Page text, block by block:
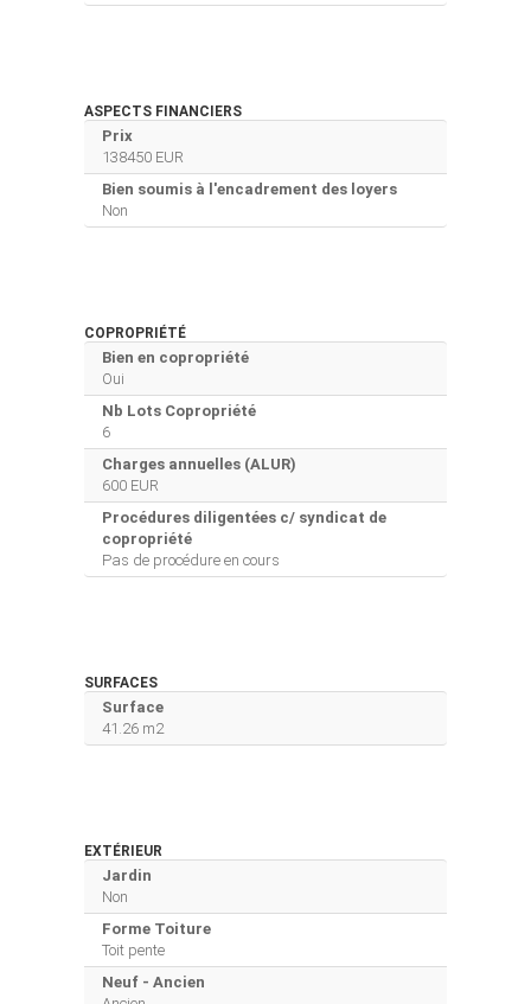
ASPECTS FINANCIERS
Prix
138450 EUR
Bien soumis à l'encadrement des loyers
Non
COPROPRIÉTÉ
Bien en copropriété
Oui
Nb Lots Copropriété
6
Charges annuelles (ALUR)
600 EUR
Procédures diligentées c/ syndicat de
copropriété
Pas de procédure en cours
SURFACES
Surface
41.26 m2
EXTÉRIEUR
Jardin
Non
Forme Toiture
Toit pente
Neuf - Ancien